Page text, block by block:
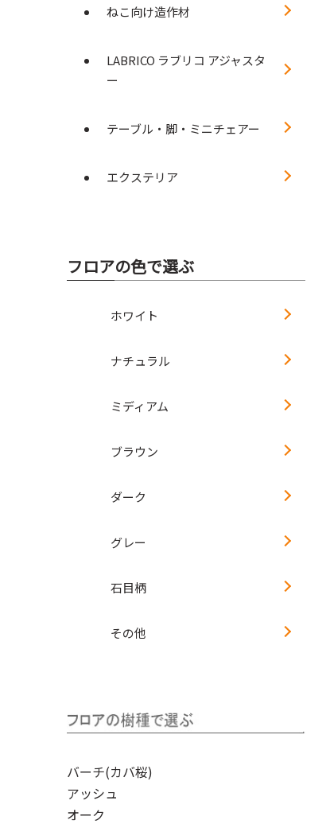
ねこ向け造作材
LABRICO ラブリコ アジャスタ
ー
テーブル・脚・ミニチェアー
エクステリア
フロアの色で選ぶ
ホワイト
ナチュラル
ミディアム
ブラウン
ダーク
グレー
石目柄
その他
バーチ(カバ桜)
アッシュ
オーク